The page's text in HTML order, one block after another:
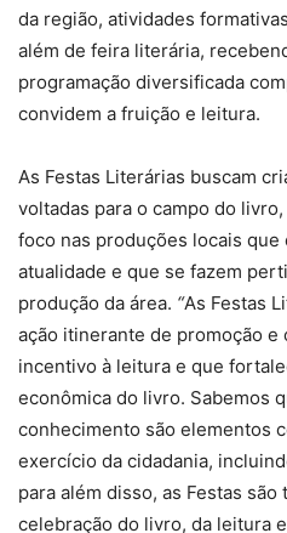
da região, atividades
além de feira literária,
programação diversificada
convidem a fruição e leitura.
As Festas Literárias buscam
voltadas para o campo do
foco nas produções locais
atualidade e que se fazem
produção da área. “As Festas
ação itinerante de promoção e
incentivo à leitura e que
econômica do livro. Sabemos
conhecimento são elementos
exercício da cidadania,
para além disso, as Festas
celebração do livro, da leitura